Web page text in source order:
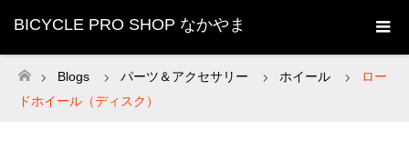
BICYCLE PRO SHOP なかやま
ホーム
Blogs パーツ＆アクセサリー ホイール
ロー
ドホイール（ディスク）